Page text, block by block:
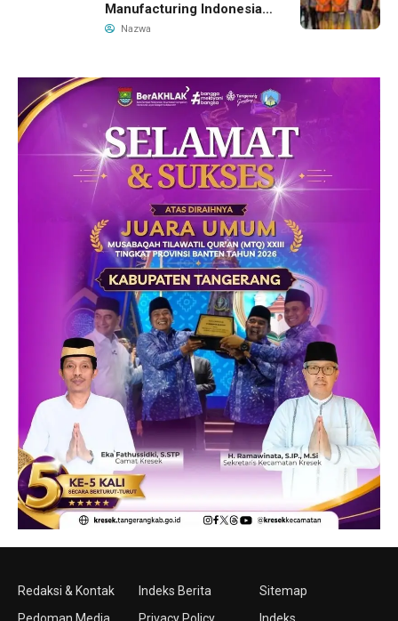
Manufacturing Indonesia
Ditahan, Polda Banten
Nazwa
Redaksi & Kontak
Indeks Berita
Sitemap